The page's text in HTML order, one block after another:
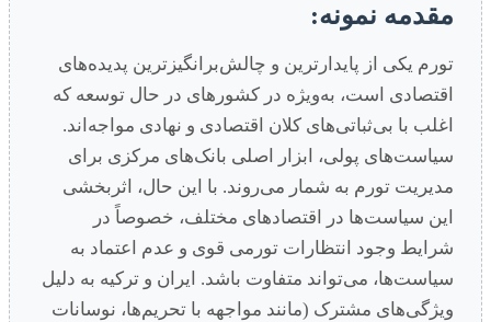
مقدمه نمونه:
تورم یکی از پایدارترین و چالش‌برانگیزترین پدیده‌های
اقتصادی است، به‌ویژه در کشورهای در حال توسعه که
اغلب با بی‌ثباتی‌های کلان اقتصادی و نهادی مواجه‌اند.
سیاست‌های پولی، ابزار اصلی بانک‌های مرکزی برای
مدیریت تورم به شمار می‌روند. با این حال، اثربخشی
این سیاست‌ها در اقتصادهای مختلف، خصوصاً در
شرایط وجود انتظارات تورمی قوی و عدم اعتماد به
سیاست‌ها، می‌تواند متفاوت باشد. ایران و ترکیه به دلیل
ویژگی‌های مشترک (مانند مواجهه با تحریم‌ها، نوسانات